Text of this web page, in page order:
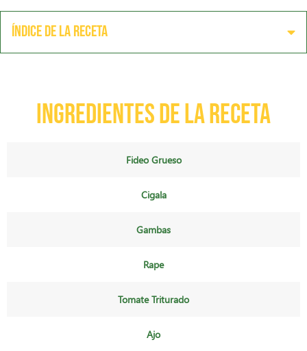
Índice de la receta
Ingredientes de la receta
Fideo Grueso
Cigala
Gambas
Rape
Tomate Triturado
Ajo